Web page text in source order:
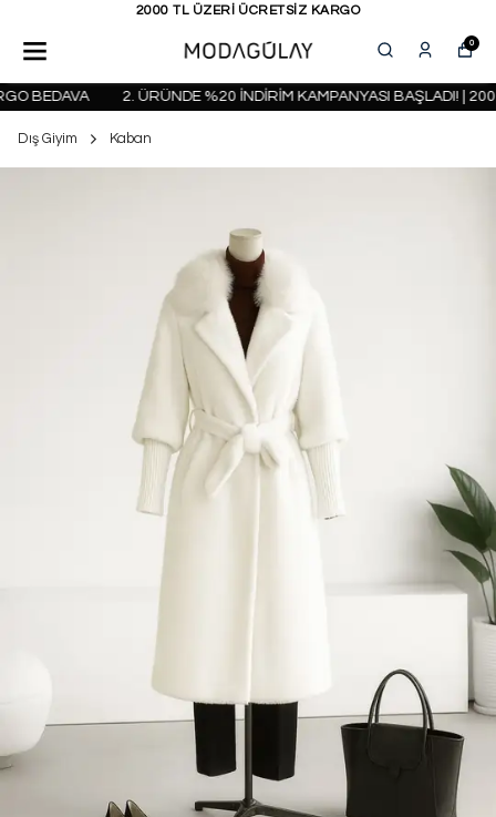
2000 TL ÜZERİ ÜCRETSİZ KARGO
0
BEDAVA 2. ÜRÜNDE %20 İNDİRİM KAMPANYASI BAŞLADI! |
Dış Giyim Kaban